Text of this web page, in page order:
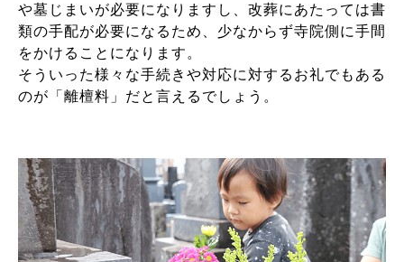
や墓じまいが必要になりますし、改葬にあたっては書
類の手配が必要になるため、少なからず寺院側に手間
をかけることになります。
そういった様々な手続きや対応に対するお礼でもある
のが「離檀料」だと言えるでしょう。